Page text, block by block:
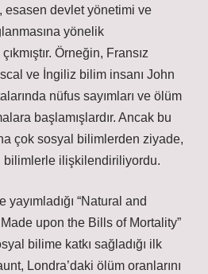
esasen devlet yönetimi ve
yönelik
Örneğin, Fransız
ve İngiliz bilim insanı John
nüfus sayımları ve ölüm
başlamışlardır. Ancak bu
çok sosyal bilimlerden ziyade,
bilimlerle ilişkilendiriliyordu.
yayımladığı “Natural and
upon the Bills of Mortality”
bilime katkı sağladığı ilk
Londra’daki ölüm oranlarını